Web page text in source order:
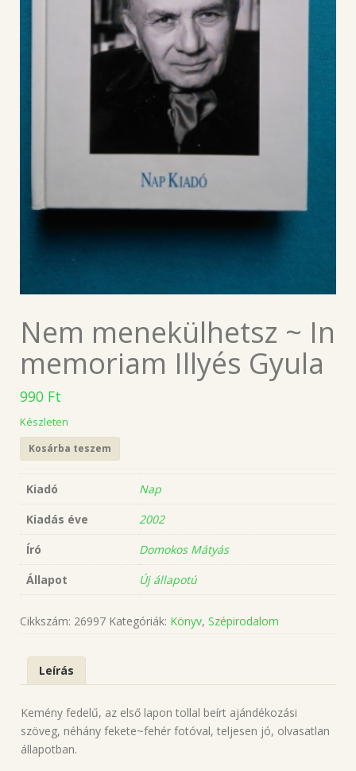
Nem menekülhetsz ~ In
memoriam Illyés Gyula
990 Ft
Készleten
Kosárba teszem
Kiadó
Nap
Kiadás éve
2002
Író
Domokos Mátyás
Állapot
Új állapotú
Cikkszám: 26997 Kategóriák: Könyv, Szépirodalom
Leírás
Kemény fedelű, az első lapon tollal beírt ajándékozási
szöveg, néhány fekete~fehér fotóval, teljesen jó, olvasatlan
állapotban.